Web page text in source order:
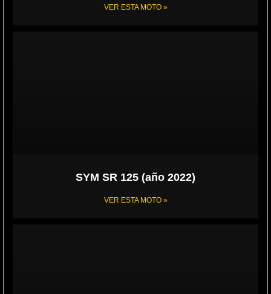
VER ESTA MOTO »
SYM SR 125 (año 2022)
VER ESTA MOTO »